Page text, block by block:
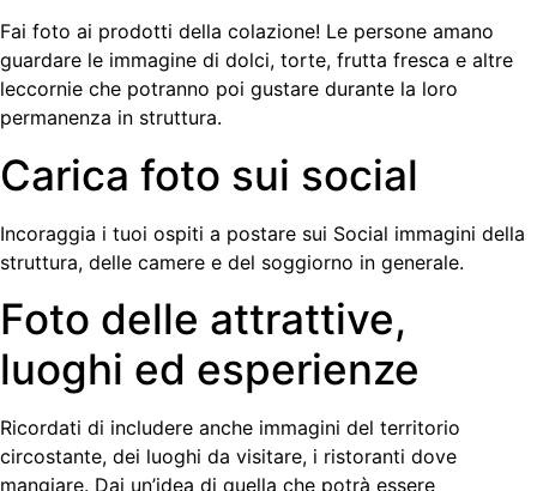
Fai foto ai prodotti della colazione! Le persone amano
guardare le immagine di dolci, torte, frutta fresca e altre
leccornie che potranno poi gustare durante la loro
permanenza in struttura.
Carica foto sui social
Incoraggia i tuoi ospiti a postare sui Social immagini della
struttura, delle camere e del soggiorno in generale.
Foto delle attrattive,
luoghi ed esperienze
Ricordati di includere anche immagini del territorio
circostante, dei luoghi da visitare, i ristoranti dove
mangiare. Dai un’idea di quella che potrà essere